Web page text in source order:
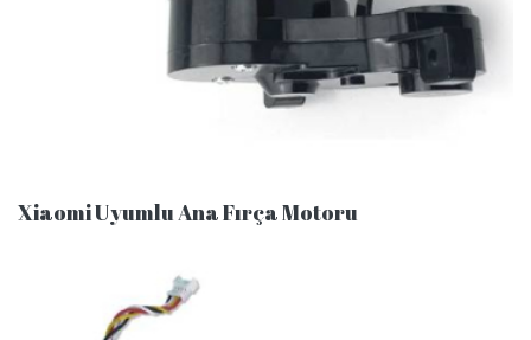
Xiaomi Uyumlu Ana Fırça Motoru